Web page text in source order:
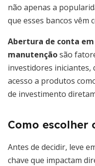
não apenas a
que esses bancos vêm
Abertura de conta
manutençãosão
investidores iniciantes,
acesso a produtos
de investimento
Como
Antes de decidir, leve
chave que impactam